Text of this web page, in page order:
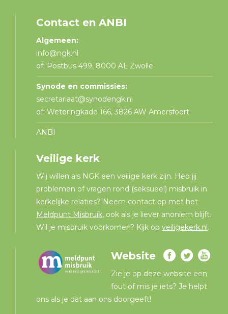
Contact en ANBI
Algemeen:
info@ngk.nl
of: Postbus 499, 8000 AL Zwolle
Synode en commissies:
secretariaat@synodengk.nl
of: Weteringkade 166, 3826 AW Amersfoort
ANBI
Veilige kerk
Wij willen als NGK een veilige kerk zijn. Heb jij
problemen of vragen rond (seksueel) misbruik in
kerkelijke relaties? Neem contact op met het
Meldpunt Misbruik, ook als je liever anoniem blijft.
Wil je misbruik voorkomen? Kijk opveiligekerk.nl .
Website
Zie je op deze website een
fout of mis je iets? Je helpt
ons als je dat aan ons doorgeeft!